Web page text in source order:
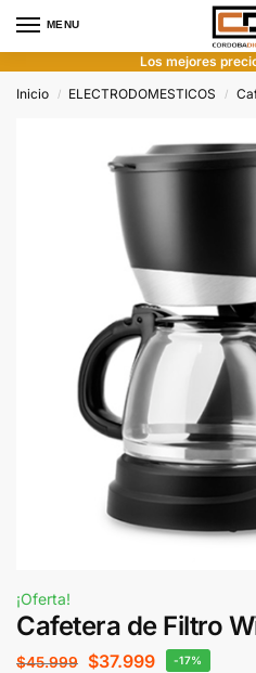
MENU
Los mejores
Inicio
/ ELECTRODOMESTICOS /
¡Oferta!
Cafetera de Filtro
$45.999 $37.999 -17%